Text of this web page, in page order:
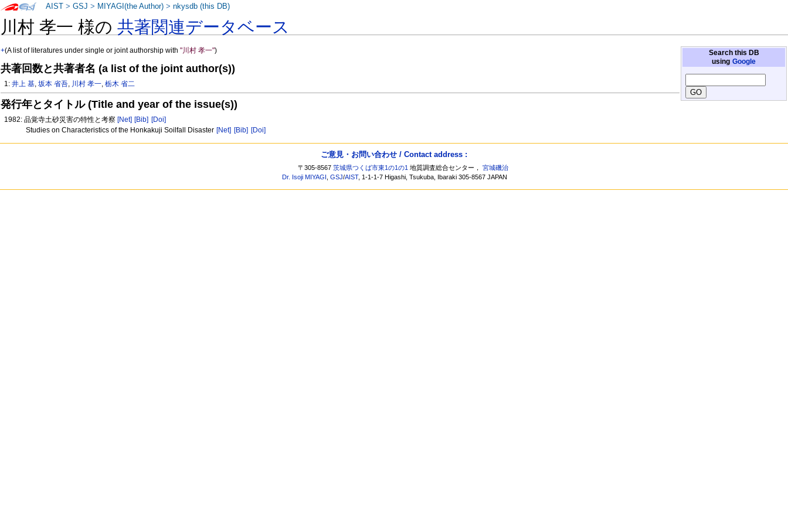
川村 孝一 様の共著関連データベース
Search this DB
using Google
+(A list of literatures under single or joint authorship with"川村 孝一")
共著回数と共著者名 (a list of the joint author(s))
1:井上 基,坂本 省吾, 川村 孝一,栃木 省二
発行年とタイトル (Title and year of the issue(s))
1982: 品覚寺土砂災害の特性と考察 [Net] [Bib] [Doi]
Studies on Characteristics of the Honkakuji Soilfall Disaster [Net] [Bib] [Doi]
AIST >GSJ > MIYAGI(the Author) >nkysdb (this DB)
ご意見・お問い合わせ / Contact address :
〒305-8567茨城県つくば市東1の1の1 地質調査総合センター，宮城磯治
Dr. Isoji MIYAGI ,GSJ/AIST, 1-1-1-7 Higashi, Tsukuba, Ibaraki 305-8567 JAPAN